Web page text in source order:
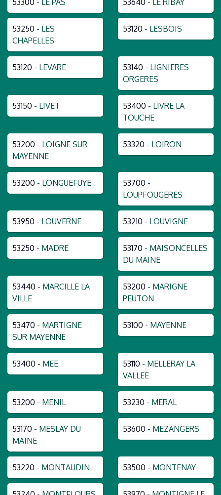
53250 - LES
CHAPELLES
53120 - LESBOIS
53120 - LEVARE 53140 - LIGNIERES
ORGERES
53150 - LIVET 53400 - LIVRE LA
TOUCHE
53200 - LOIGNE SUR
MAYENNE
53320 - LOIRON
53200 - LONGUEFUYE 53700 -
LOUPFOUGERES
53950 - LOUVERNE 53210 - LOUVIGNE
53250 - MADRE 53170 - MAISONCELLES
DU MAINE
53440 - MARCILLE LA
VILLE
53200 - MARIGNE
PEUTON
53470 - MARTIGNE
SUR MAYENNE
53100 - MAYENNE
53400 - MEE 53110 - MELLERAY LA
VALLEE
53200 - MENIL 53230 - MERAL
53170 - MESLAY DU
MAINE
53600 - MEZANGERS
53220 - MONTAUDIN 53500 - MONTENAY